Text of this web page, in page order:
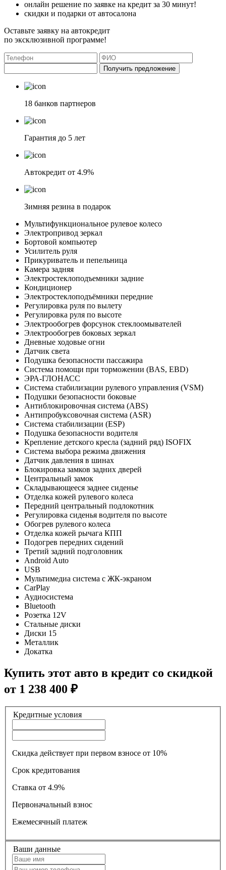
онлайн решение по заявке на кредит за 30 минут!
скидки и подарки от автосалона
Оставьте заявку на автокредит
по эксклюзивной программе!
Получить предложение
18 банков партнеров
Гарантия до 5 лет
Автокредит от 4.9%
Зимняя резина в подарок
Мультифункциональное рулевое колесо
Электропривод зеркал
Бортовой компьютер
Усилитель руля
Прикуриватель и пепельница
Камера задняя
Электростеклоподъемники задние
Кондиционер
Электростеклоподъёмники передние
Регулировка руля по вылету
Регулировка руля по высоте
Электрообогрев форсунок стеклоомывателей
Электрообогрев боковых зеркал
Дневные ходовые огни
Датчик света
Подушка безопасности пассажира
Система помощи при торможении (BAS, EBD)
ЭРА-ГЛОНАСС
Система стабилизации рулевого управления (VSM)
Подушки безопасности боковые
Антиблокировочная система (ABS)
Антипробуксовочная система (ASR)
Система стабилизации (ESP)
Подушка безопасности водителя
Крепление детского кресла (задний ряд) ISOFIX
Система выбора режима движения
Датчик давления в шинах
Блокировка замков задних дверей
Центральный замок
Складывающееся заднее сиденье
Отделка кожей рулевого колеса
Передний центральный подлокотник
Регулировка сиденья водителя по высоте
Обогрев рулевого колеса
Отделка кожей рычага КПП
Подогрев передних сидений
Третий задний подголовник
Android Auto
USB
Мультимедиа система с ЖК-экраном
CarPlay
Аудиосистема
Bluetooth
Розетка 12V
Стальные диски
Диски 15
Металлик
Докатка
Купить этот авто в кредит со скидкой
от 1 238 400 ₽
Кредитные условия
Скидка действует при первом взносе от 10%
Срок кредитования
Ставка
от 4.9%
Первоначальный взнос
Ежемесячный платеж
Ваши данные